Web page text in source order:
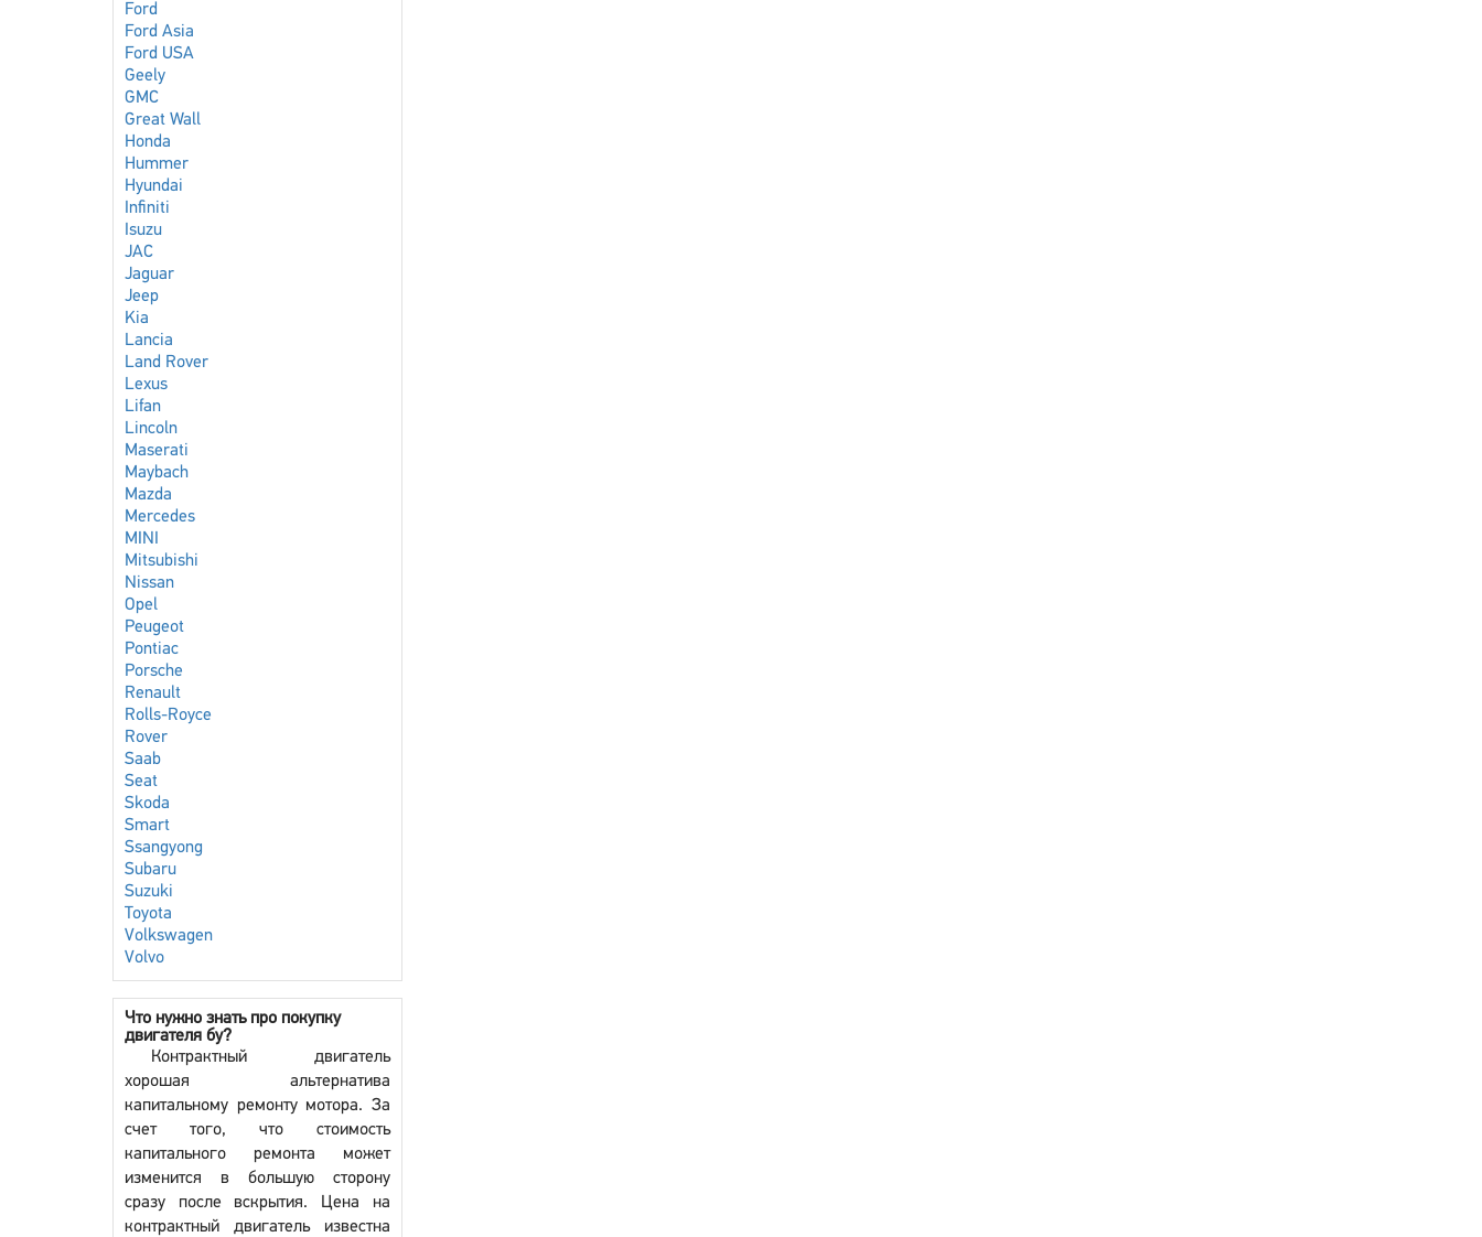
Ford
Ford Asia
Ford USA
Geely
GMC
Great Wall
Honda
Hummer
Hyundai
Infiniti
Isuzu
JAC
Jaguar
Jeep
Kia
Lancia
Land Rover
Lexus
Lifan
Lincoln
Maserati
Maybach
Mazda
Mercedes
MINI
Mitsubishi
Nissan
Opel
Peugeot
Pontiac
Porsche
Renault
Rolls-Royce
Rover
Saab
Seat
Skoda
Smart
Ssangyong
Subaru
Suzuki
Toyota
Volkswagen
Volvo
Что нужно знать про покупку
двигателя бу?
Контрактный двигатель
хорошая альтернатива
капитальному ремонту мотора. За
счет того, что стоимость
капитального ремонта может
изменится в большую сторону
сразу после вскрытия. Цена на
контрактный двигатель известна